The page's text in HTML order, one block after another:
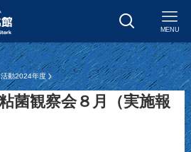
MENU
活動2024年度
菌観察会８月（実施報